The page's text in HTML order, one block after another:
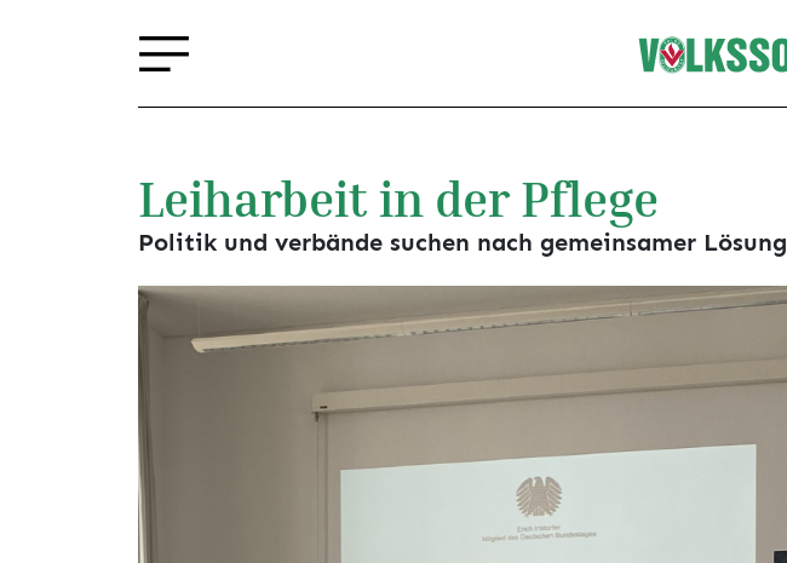
Leiharbeit in der Pflege
Politik und verbände suchen nach gemeinsamer Lösung